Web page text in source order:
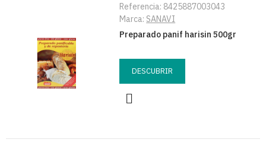
Referencia: 8425887003043
Marca: SANAVI
Preparado panif harisin 500gr
DESCUBRIR